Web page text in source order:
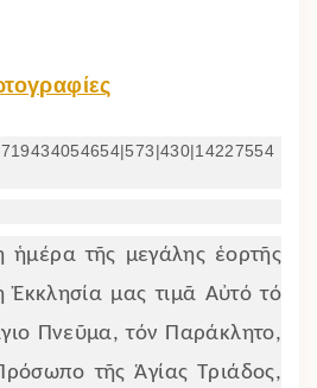
ἡμέρα τῆς μεγάλης ἑορτῆς
Ἐκκλησία μας τιμᾶ Αὐτό τό
Πνεῦμα, τόν Παράκλητο,
τῆς Ἁγίας Τριάδος,